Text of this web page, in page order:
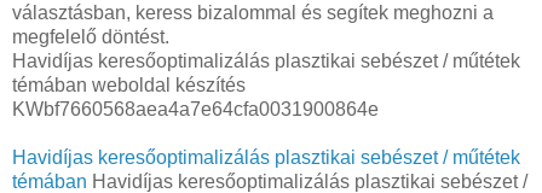
választásban, keress bizalommal és segítek meghozni a
megfelelő döntést.
Havidíjas keresőoptimalizálás plasztikai sebészet / műtétek
témában weboldal készítés
KWbf7660568aea4a7e64cfa0031900864e
Havidíjas keresőoptimalizálás plasztikai sebészet / műtétek
témában Havidíjas keresőoptimalizálás plasztikai sebészet /